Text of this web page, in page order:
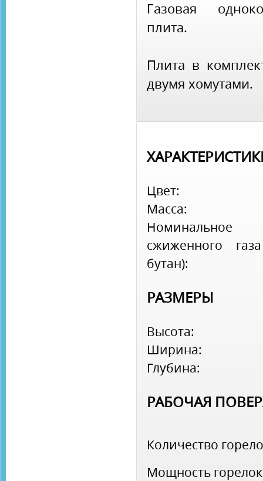
Газовая
плита.
Плита в
двумя хомутами.
Цвет:
Масса:
Номинальное
сжиженного
бутан):
РАЗМЕРЫ
Высота:
Ширина:
Глубина:
РАБОЧАЯ
Количество
Мощность